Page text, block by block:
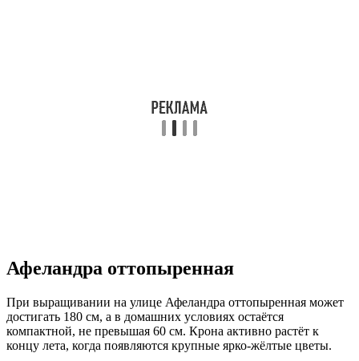
Афеландра оттопыренная
При выращивании на улице Афеландра оттопыренная может
достигать 180 см, а в домашних условиях остаётся
компактной, не превышая 60 см. Крона активно растёт к
концу лета, когда появляются крупные ярко-жёлтые цветы.